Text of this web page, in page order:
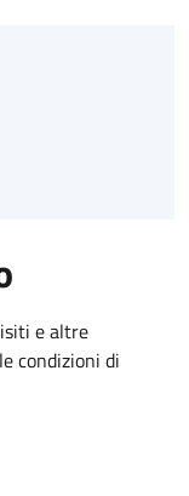
e altre
condizioni di